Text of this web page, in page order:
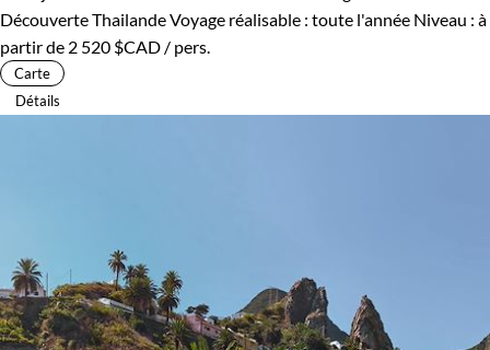
Découverte ThailandeVoyage réalisable : toute l'année Niveau : à
partir de 2 520 $CAD / pers.
Carte
Détails